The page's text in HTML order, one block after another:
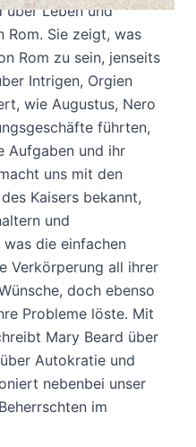
über Leben und
Rom. Sie zeigt, was
Rom zu sein, jenseits
Intrigen, Orgien
wie Augustus, Nero
führten,
Aufgaben und ihr
uns mit den
Kaisers bekannt,
und
die einfachen
Verkörperung all ihrer
doch ebenso
Probleme löste. Mit
Mary Beard über
Autokratie und
nebenbei unser
im